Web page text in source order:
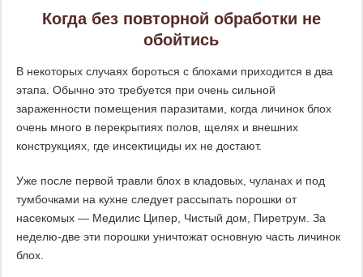
Когда без повторной обработки не
обойтись
В некоторых случаях бороться с блохами приходится в два
этапа. Обычно это требуется при очень сильной
зараженности помещения паразитами, когда личинок блох
очень много в перекрытиях полов, щелях и внешних
конструкциях, где инсектициды их не достают.
Уже после первой травли блох в кладовых, чуланах и под
тумбочками на кухне следует рассыпать порошки от
насекомых — Медилис Ципер, Чистый дом, Пиретрум. За
неделю-две эти порошки уничтожат основную часть личинок
блох.